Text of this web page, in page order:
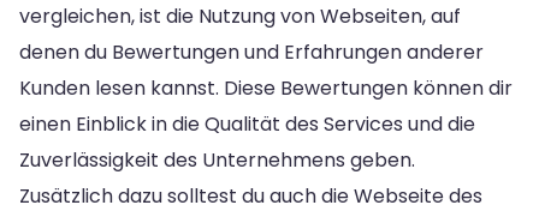
vergleichen, ist die Nutzung von Webseiten, auf
denen du Bewertungen und Erfahrungen anderer
Kunden lesen kannst. Diese Bewertungen können dir
einen Einblick in die Qualität des Services und die
Zuverlässigkeit des Unternehmens geben.
Zusätzlich dazu solltest du auch die Webseite des